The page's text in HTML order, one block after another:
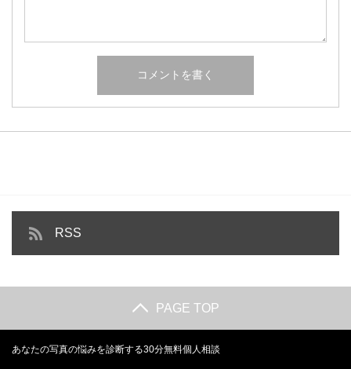
RSS
PAGE TOP
あなたの写真の悩みを診断する30分無料個人相談